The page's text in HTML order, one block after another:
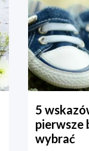
5
pierwsze
wybrać